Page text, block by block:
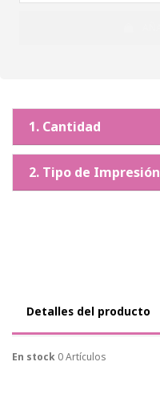
1. Cantidad
2. Tipo de
Detalles del producto
En stock 0 Artículos